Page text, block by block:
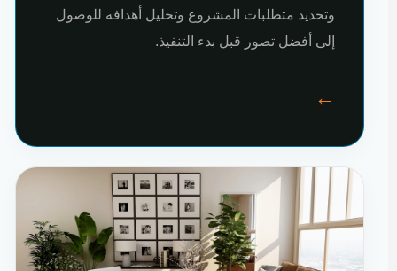
وتحديد متطلبات المشروع وتحليل أهدافه للوصول
إلى أفضل تصور قبل بدء التنفيذ.
←